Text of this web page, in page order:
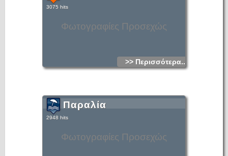
Φωτογραφίες Προσεχώς
3075 hits
>> Περισσότερα...
Φωτογραφίες Προσεχώς
Παραλία
2948 hits